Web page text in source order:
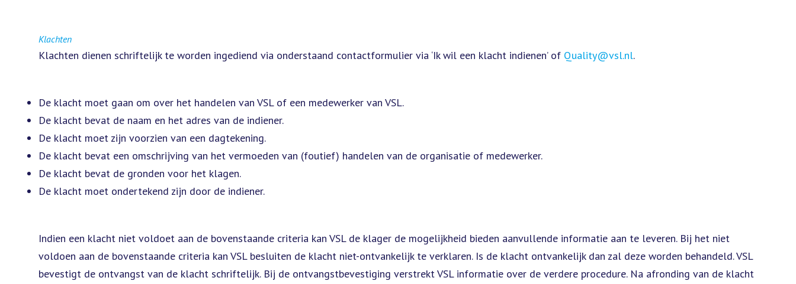
Klachten
Klachten dienen schriftelijk te worden ingediend via onderstaand contactformulier via ‘Ik wil een klacht indienen’ of Quality@vsl.nl.
De klacht moet gaan om over het handelen van VSL of een medewerker van VSL.
De klacht bevat de naam en het adres van de indiener.
De klacht moet zijn voorzien van een dagtekening.
De klacht bevat een omschrijving van het vermoeden van (foutief) handelen van de organisatie of medewerker.
De klacht bevat de gronden voor het klagen.
De klacht moet ondertekend zijn door de indiener.
Indien een klacht niet voldoet aan de bovenstaande criteria kan VSL de klager de mogelijkheid bieden aanvullende informatie aan te leveren. Bij het niet
voldoen aan de bovenstaande criteria kan VSL besluiten de klacht niet-ontvankelijk te verklaren. Is de klacht ontvankelijk dan zal deze worden behandeld. VSL
bevestigt de ontvangst van de klacht schriftelijk. Bij de ontvangstbevestiging verstrekt VSL informatie over de verdere procedure. Na afronding van de klacht